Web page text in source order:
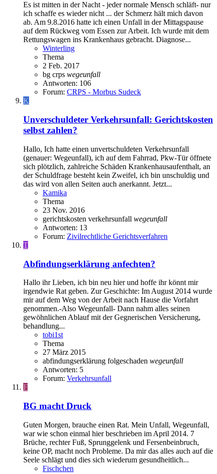
Es ist mitten in der Nacht - jeder normale Mensch schläft- nur
ich schaffe es wieder nicht ... der Schmerz hält mich davon
ab. Am 9.8.2016 hatte ich einen Unfall in der Mittagspause
auf dem Rückweg vom Essen zur Arbeit. Ich wurde mit dem
Rettungswagen ins Krankenhaus gebracht. Diagnose...
Winterling
Thema
2 Feb. 2017
bg crps wegeunfall
Antworten: 106
Forum: CRPS - Morbus Sudeck
K
Unverschuldeter Verkehrsunfall: Gerichtskosten
selbst zahlen?
Hallo, Ich hatte einen unvertschuldeten Verkehrsunfall
(genauer: Wegeunfall), ich auf dem Fahrrad, Pkw-Tür öffnete
sich plötzlich, zahlreiche Schäden Krankenhausaufenthalt, an
der Schuldfrage besteht kein Zweifel, ich bin unschuldig und
das wird von allen Seiten auch anerkannt. Jetzt...
Kamika
Thema
23 Nov. 2016
gerichtskosten verkehrsunfall wegeunfall
Antworten: 13
Forum: Zivilrechtliche Gerichtsverfahren
T
Abfindungserklärung anfechten?
Hallo ihr Lieben, ich bin neu hier und hoffe ihr könnt mir
irgendwie Rat geben. Zur Geschichte: Im August 2014 wurde
mir auf dem Weg von der Arbeit nach Hause die Vorfahrt
genommen.-Also Wegeunfall- Dann nahm alles seinen
gewöhnlichen Ablauf mit der Gegnerischen Versicherung,
behandlung...
tobi1st
Thema
27 März 2015
abfindungserklärung folgeschaden wegeunfall
Antworten: 5
Forum: Verkehrsunfall
F
BG macht Druck
Guten Morgen, brauche einen Rat. Mein Unfall, Wegeunfall,
war wie schon einmal hier beschrieben im April 2014. 7
Brüche, rechter Fuß, Sprunggelenk und Fersenbeinbruch,
keine OP, macht noch Probleme. Da mir das alles auch auf die
Seele schlägt und dies sich wiederum gesundheitlich...
Fischchen